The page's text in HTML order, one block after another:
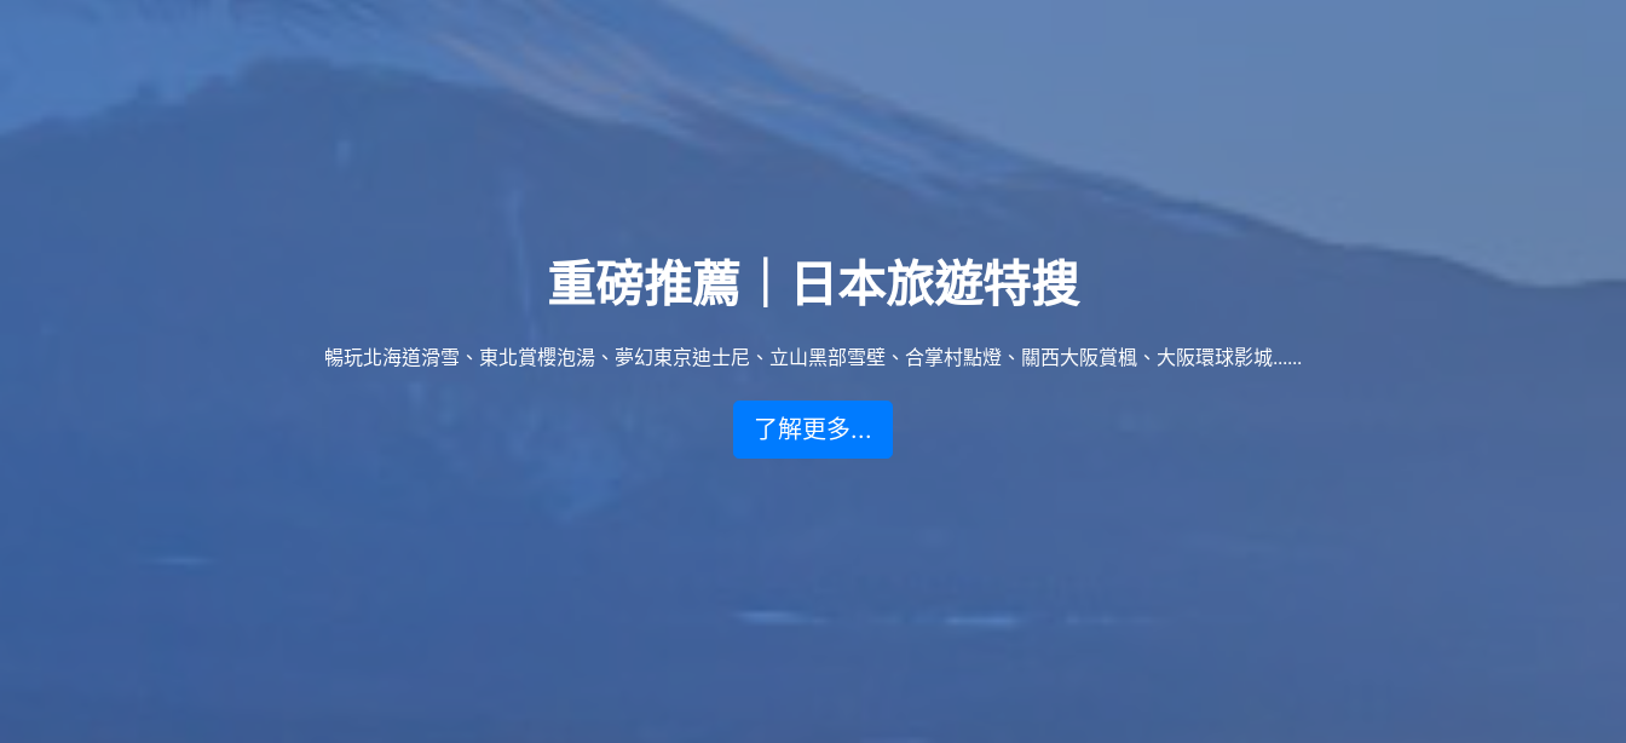
重磅推薦｜日本旅遊特搜
暢玩北海道滑雪、東北賞櫻泡湯、夢幻東京迪士尼、立山黑部雪壁、合掌村點燈、關西大阪賞楓、大阪環球影城......
了解更多...